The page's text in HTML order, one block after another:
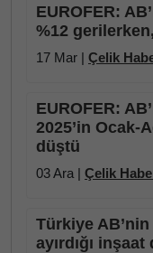
EUROFER:
%12
17 Mar | Çelik
EUROFER:
2025’in Ocak-
düştü
03 Ara | Çelik
Türkiye
ayırdığı